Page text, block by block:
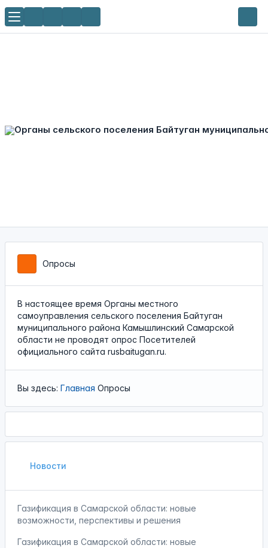
Опросы
В настоящее время Органы местного
самоуправления сельского поселения Байтуган
муниципального района Камышлинский Самарской
области не проводят опрос Посетителей
официального сайта rusbaitugan.ru.
Вы здесь: Главная Опросы
Новости
Газификация в Самарской области: новые
возможности, перспективы и решения
Газификация в Самарской области: новые